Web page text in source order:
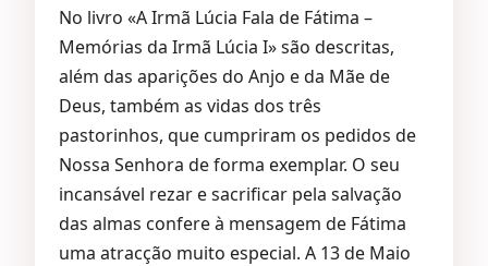
No livro «A Irmã Lúcia Fala de Fátima –
Memórias da Irmã Lúcia I» são descritas,
além das aparições do Anjo e da Mãe de
Deus, também as vidas dos três
pastorinhos, que cumpriram os pedidos de
Nossa Senhora de forma exemplar. O seu
incansável rezar e sacrificar pela salvação
das almas confere à mensagem de Fátima
uma atracção muito especial. A 13 de Maio